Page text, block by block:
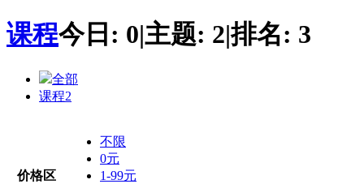
课程今日: 0|主题: 2|排名: 3
全部
课程2
价格区
不限
0元
1-99元